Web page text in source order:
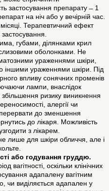
застосування препарату ̶ 1
на ніч або у вечірній час.
Терапевтичний ефект
губами, ділянками крил
оболонками. Не
ураженнями шкіри,
іншими ураженнями шкіри. Під
впливу сонячних променів
лампи, внаслідок
ризику виникнення
алергії чи
до зменшення
до лікаря. Можливість
з лікарем.
лише для шкіри обличчя, але і
або годування груддю.
вагітності, оскільки клінічних
адапалену вагітним
чи виділяється адапален у